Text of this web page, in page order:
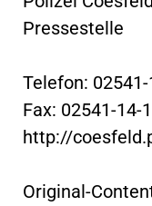
Pressestelle
Telefon:
Fax: 02541-14-
http://
Original-